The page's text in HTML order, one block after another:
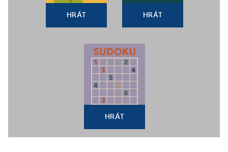
HRÁT HRÁT
HRÁT